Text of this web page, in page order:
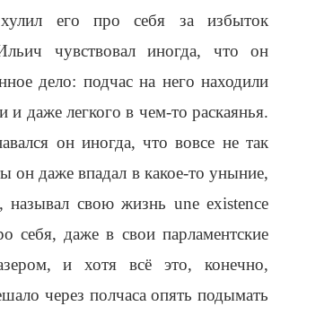
его про себя за избыток
чувствовал иногда, что он
дело: подчас на него находили
и даже легкого в чем-то раскаянья.
он иногда, что вовсе не так
он даже впадал в какое-то уныние,
называл свою жизнь une existence
себя, даже в свои парламентские
и хотя всё это, конечно,
через полчаса опять подымать